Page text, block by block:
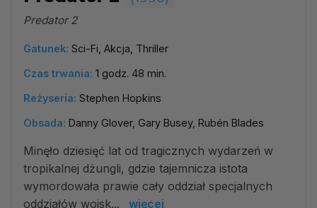
Predator 2
Gatunek: Sci-Fi, Akcja, Thriller
Czas trwania: 1 godz. 48 min.
Reżyseria: Stephen Hopkins
Obsada: Danny Glover, Gary Busey, Rubén Blades
Minęło dziesięć lat od tragicznych wydarzeń w
tropikalnej dżungli, gdzie tajemnicza istota
wymordowała prawie cały oddział specjalnych
oddziałów wojsk...
więcej